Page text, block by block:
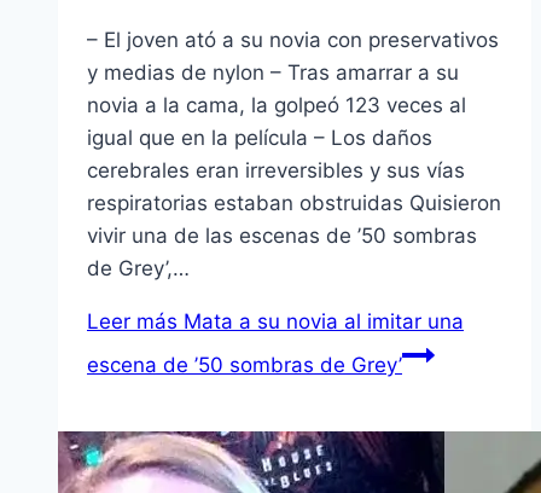
– El joven ató a su novia con preservativos
y medias de nylon – Tras amarrar a su
novia a la cama, la golpeó 123 veces al
igual que en la película – Los daños
cerebrales eran irreversibles y sus vías
respiratorias estaban obstruidas Quisieron
vivir una de las escenas de ’50 sombras
de Grey’,…
Leer más Mata a su novia al imitar una
escena de ’50 sombras de Grey’